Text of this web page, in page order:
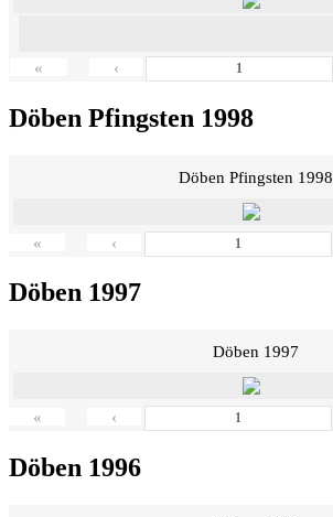
« ‹
Döben Pfingsten 1998
Döben Pfingsten 1998
« ‹
Döben 1997
Döben 1997
« ‹
Döben 1996